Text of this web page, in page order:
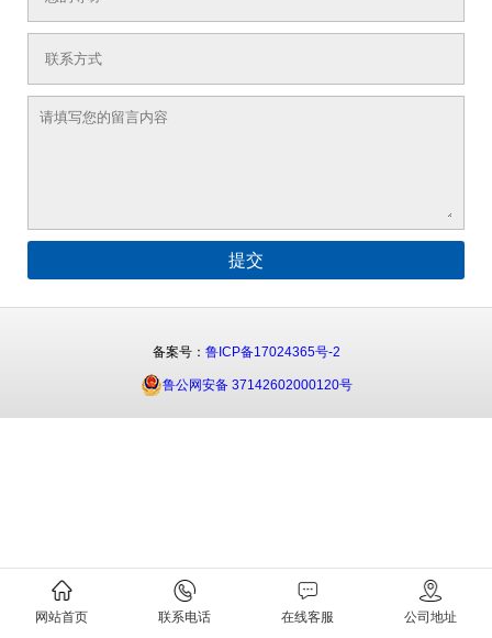
网站首页 联系电话 在线客服 公司地址
备案号： 鲁ICP备17024365号-2
鲁公网安备 37142602000120号